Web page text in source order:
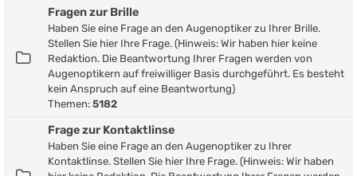
Fragen zur Brille
Haben Sie eine Frage an den Augenoptiker zu Ihrer Brille.
Stellen Sie hier Ihre Frage. (Hinweis: Wir haben hier keine
Redaktion. Die Beantwortung Ihrer Fragen werden von
Augenoptikern auf freiwilliger Basis durchgeführt. Es besteht
kein Anspruch auf eine Beantwortung)
Themen: 5182
Frage zur Kontaktlinse
Haben Sie eine Frage an den Augenoptiker zu Ihrer
Kontaktlinse. Stellen Sie hier Ihre Frage. (Hinweis: Wir haben